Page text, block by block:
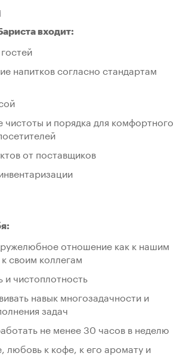
входит:
напитков согласно стандартам
и порядка для комфортного
от поставщиков
отношение как к нашим
своим коллегам
и чистоплотность
навык многозадачности и
задач
не менее 30 часов в неделю
любовь к кофе, к его аромату и